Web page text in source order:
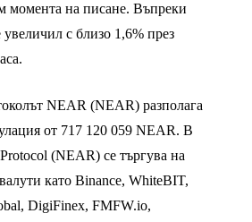
момента на писане. Въпреки
с близо 1,6% през
NEAR (NEAR) разполага
от 717 120 059 NEAR. В
(NEAR) се търгува на
като Binance, WhiteBIT,
DigiFinex, FMFW.io,